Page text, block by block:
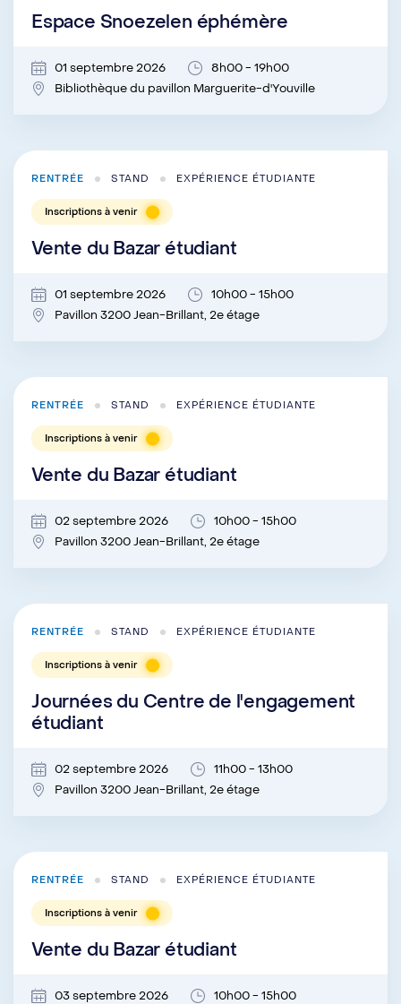
Espace Snoezelen éphémère
01 septembre 2026
8h00 - 19h00
Bibliothèque du pavillon Marguerite-d'Youville
RENTRÉE STAND EXPÉRIENCE ÉTUDIANTE
Inscriptions à venir
Vente du Bazar étudiant
01 septembre 2026
10h00 - 15h00
Pavillon 3200 Jean-Brillant, 2e étage
RENTRÉE STAND EXPÉRIENCE ÉTUDIANTE
Inscriptions à venir
Vente du Bazar étudiant
02 septembre 2026
10h00 - 15h00
Pavillon 3200 Jean-Brillant, 2e étage
RENTRÉE STAND EXPÉRIENCE ÉTUDIANTE
Inscriptions à venir
Journées du Centre de l'engagement
étudiant
02 septembre 2026
11h00 - 13h00
Pavillon 3200 Jean-Brillant, 2e étage
RENTRÉE STAND EXPÉRIENCE ÉTUDIANTE
Inscriptions à venir
Vente du Bazar étudiant
03 septembre 2026
10h00 - 15h00